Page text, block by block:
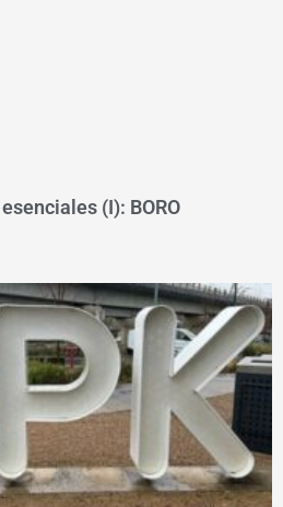
(I): BORO